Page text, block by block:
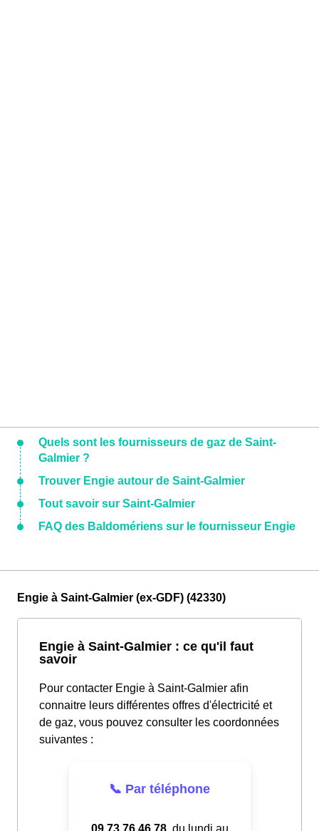
Quels sont les fournisseurs de gaz de Saint-
Galmier ?
Trouver Engie autour de Saint-Galmier
Tout savoir sur Saint-Galmier
FAQ des Baldomériens sur le fournisseur Engie
Engie à Saint-Galmier (ex-GDF) (42330)
Engie à Saint-Galmier : ce qu'il faut
savoir
Pour contacter Engie à Saint-Galmier afin
connaitre leurs différentes offres d'électricité et
de gaz, vous pouvez consulter les coordonnées
suivantes :
📞 Par téléphone
09.73.76.46.78, du lundi au